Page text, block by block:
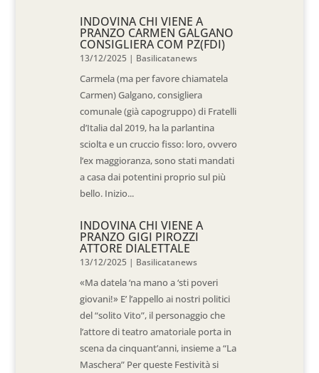
INDOVINA CHI VIENE A
PRANZO CARMEN GALGANO
CONSIGLIERA COM PZ(FDI)
13/12/2025 | Basilicatanews
Carmela (ma per favore chiamatela
Carmen) Galgano, consigliera
comunale (già capogruppo) di Fratelli
d’Italia dal 2019, ha la parlantina
sciolta e un cruccio fisso: loro, ovvero
l’ex maggioranza, sono stati mandati
a casa dai potentini proprio sul più
bello. Inizio...
INDOVINA CHI VIENE A
PRANZO GIGI PIROZZI
ATTORE DIALETTALE
13/12/2025 | Basilicatanews
«Ma datela ‘na mano a ‘sti poveri
giovani!» E’ l’appello ai nostri politici
del “solito Vito”, il personaggio che
l’attore di teatro amatoriale porta in
scena da cinquant’anni, insieme a “La
Maschera” Per queste Festività si